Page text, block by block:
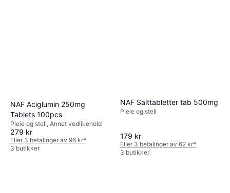
NAF Aciglumin 250mg
Tablets 100pcs
Pleie og stell, Annet vedlikehold
279 kr
Eller 3 betalinger av 96 kr*
3 butikker
NAF Salttabletter tab 500mg
Pleie og stell
179 kr
Eller 3 betalinger av 62 kr*
3 butikker